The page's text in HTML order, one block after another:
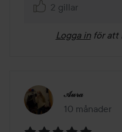
2 gillar
Logga in för att
𝒜𝓊𝓇𝒶
10 månader
Inlägget